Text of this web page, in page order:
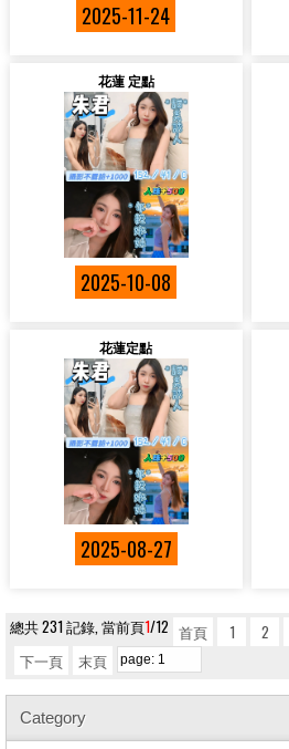
2025-11-24
花蓮 定點
2025-10-08
花蓮定點
2025-08-27
總共 231 記錄, 當前頁1/12 首頁 1 2
下一頁
末頁
Category